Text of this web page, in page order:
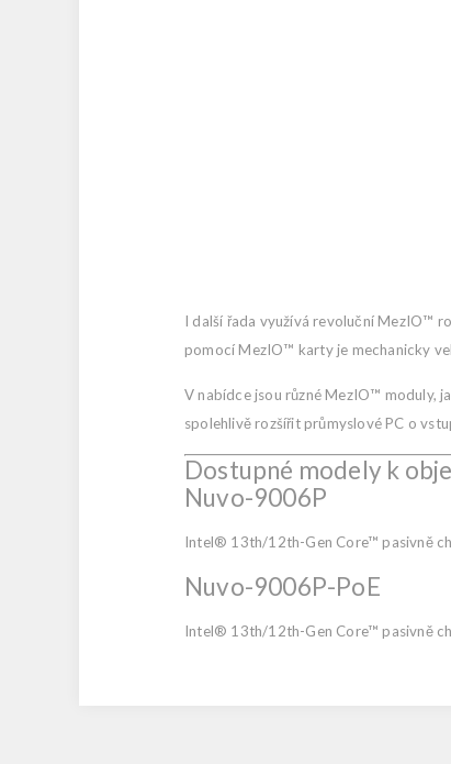
I další řada využívá revoluční MezIO™
pomocí MezIO™ karty je mechanicky
V nabídce jsou různé MezIO™ moduly,
spolehlivě rozšířit průmyslové PC o
Dostupné modely k
Nuvo-9006P
Intel® 13th/12th-Gen Core™ pasivně
Nuvo-9006P-PoE
Intel® 13th/12th-Gen Core™ pasivně